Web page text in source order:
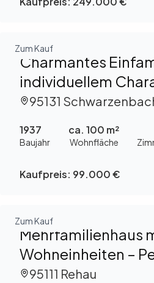
Zum Kauf
Charmantes
individuellem
& Grundstück
95131
1937
Baujahr
ca. 100 m²
Wohnfläche
Kaufpreis: 99.000 €
Zum Kauf
Mehrfamilienhaus
Wohneinheiten –
Eigennutzer &
95111 Rehau